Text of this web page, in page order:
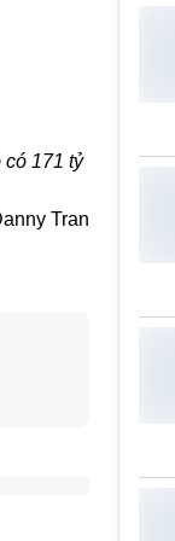
có 171 tỷ
Tran